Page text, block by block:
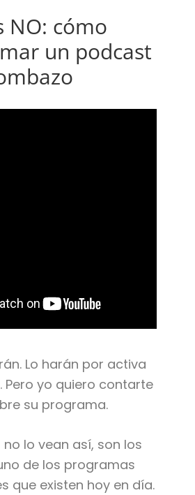
NO: cómo
un podcast
Lo harán por activa
Pero yo quiero contarte
su programa.
no lo vean así, son los
de los programas
que existen hoy en día.